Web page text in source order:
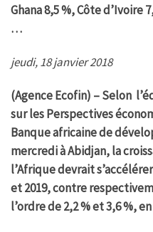
Ghana 8,5 %, Côte d’Ivoire
…
jeudi, 18 janvier 2018
(Agence Ecofin) – Selon
sur les Perspectives
Banque africaine de
mercredi à Abidjan, la
l’Afrique devrait
et 2019, contre
l’ordre de 2,2 % et 3,6 %,